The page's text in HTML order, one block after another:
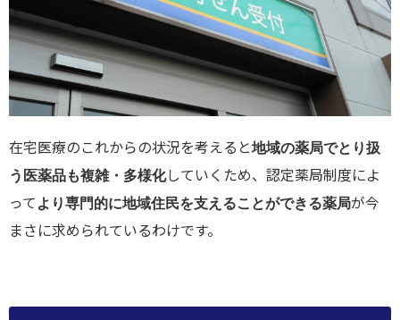
在宅医療のこれからの状況を考えると地域の薬局でとり扱
う医薬品も複雑・多様化していくため、認定薬局制度によ
って より専門的に地域住民を支えることができる薬局が今
まさに求められているわけです。